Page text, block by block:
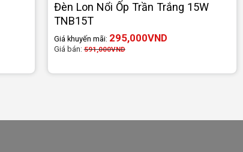
Đèn Lon Nổi Ốp Trần Trắng 15W
TNB15T
Giá khuyến mãi: 295,000VND
Giá bán:591,000VND